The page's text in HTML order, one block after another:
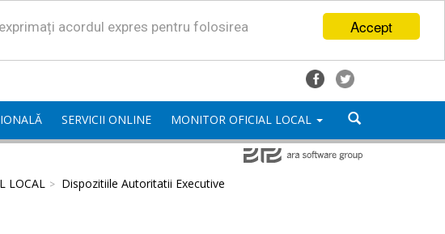
Accept
acordul expres pentru folosirea
SERVICII ONLINE MONITOR OFICIAL LOCAL
LOCAL Dispozitiile Autoritatii Executive